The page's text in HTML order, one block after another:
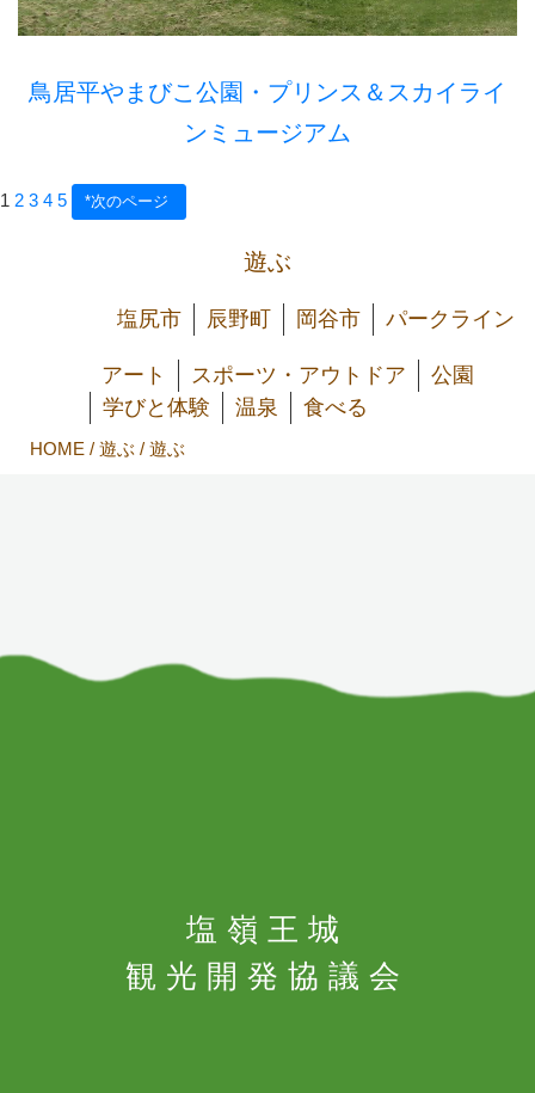
鳥居平やまびこ公園・プリンス＆スカイライ
ンミュージアム
1 2 3 4 5 *次のページ
遊ぶ
塩尻市 辰野町 岡谷市 パークライン
アート スポーツ・アウトドア
公園
学びと体験
温泉 食べる
HOME / 遊ぶ / 遊ぶ
塩嶺王城
観光開発協議会